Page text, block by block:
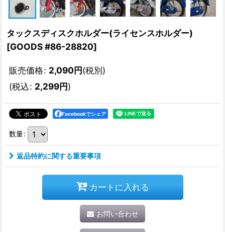
タックスディスクホルダー(ライセンスホルダー)
[GOODS #86-28820]
販売価格: 2,090円(税別)
(税込: 2,299円)
Facebookでシェア
数量:
返品特約に関する重要事項
カートに入れる
お問い合わせ